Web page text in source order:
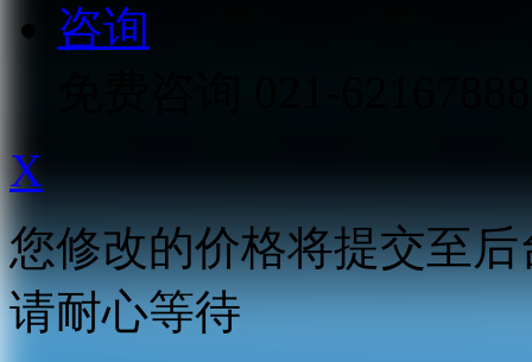
咨询
X
您修改的价格将提交至
请耐心等待